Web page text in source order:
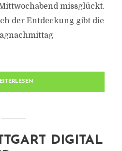
missglückt.
der Entdeckung gibt die
DIGITAL